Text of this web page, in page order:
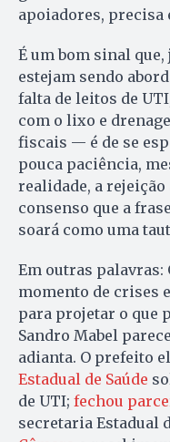
apoiadores, precisa
É um bom sinal
estejam sendo
falta de leitos de
com o lixo e
fiscais — é de se
pouca paciência,
realidade, a rejeição
consenso que a
soará como uma
Em outras palavras:
momento de crises
para projetar o que
Sandro Mabel
adianta. O prefeito
Estadual de Saúde
de UTI; fechou
secretaria Estadual